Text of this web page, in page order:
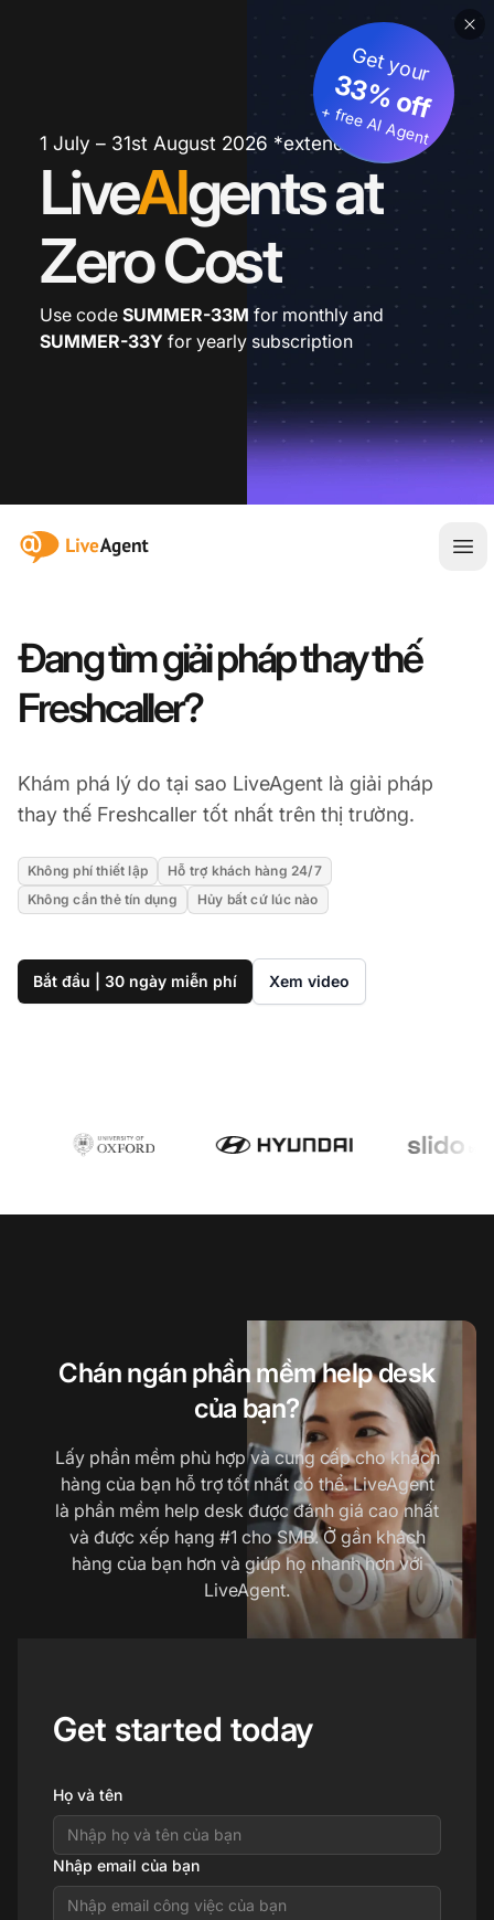
1 July – 31st August 2026 *extended
LiveAIgents at
Zero Cost
Get your
33% off
+ free AI Agent
Use code SUMMER-33M for monthly and
SUMMER-33Y for yearly subscription
:site.title
Mở
Đang tìm giải pháp thay thế
Freshcaller?
Khám phá lý do tại sao LiveAgent là giải pháp
thay thế Freshcaller tốt nhất trên thị trường.
Không phí thiết lập
Hỗ trợ khách hàng 24/7
Không cần thẻ tín dụng
Hủy bất cứ lúc nào
Bắt đầu | 30 ngày miễn phí Xem video
Chán ngán phần mềm help desk
của bạn?
Lấy phần mềm phù hợp và cung cấp cho khách
hàng của bạn hỗ trợ tốt nhất có thể. LiveAgent
là phần mềm help desk được đánh giá cao nhất
và được xếp hạng #1 cho SMB. Ở gần khách
hàng của bạn hơn và giúp họ nhanh hơn với
LiveAgent.
Get started today
Họ và tên
Nhập email của bạn